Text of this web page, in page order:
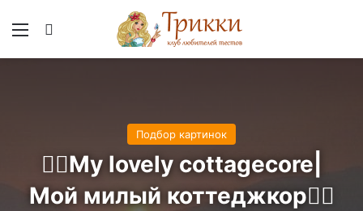
Меню
Подбор картинок
🧙‍♀️My lovely cottagecore|
Мой милый коттеджкор🧙‍♀️